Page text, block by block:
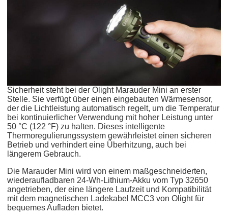
Sicherheit steht bei der Olight Marauder Mini an erster
Stelle. Sie verfügt über einen eingebauten Wärmesensor,
der die Lichtleistung automatisch regelt, um die Temperatur
bei kontinuierlicher Verwendung mit hoher Leistung unter
50 °C (122 °F) zu halten. Dieses intelligente
Thermoregulierungssystem gewährleistet einen sicheren
Betrieb und verhindert eine Überhitzung, auch bei
längerem Gebrauch.
Die Marauder Mini wird von einem maßgeschneiderten,
wiederaufladbaren 24-Wh-Lithium-Akku vom Typ 32650
angetrieben, der eine längere Laufzeit und Kompatibilität
mit dem magnetischen Ladekabel MCC3 von Olight für
bequemes Aufladen bietet.